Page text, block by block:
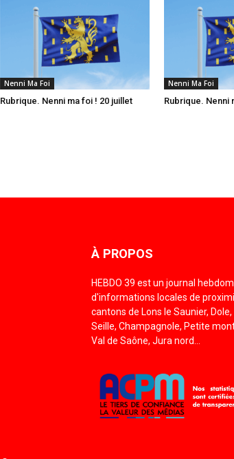
Nenni Ma Foi
Rubrique. Nenni ma foi ! 20 juillet
Nenni Ma Foi
Rubrique. Nenni